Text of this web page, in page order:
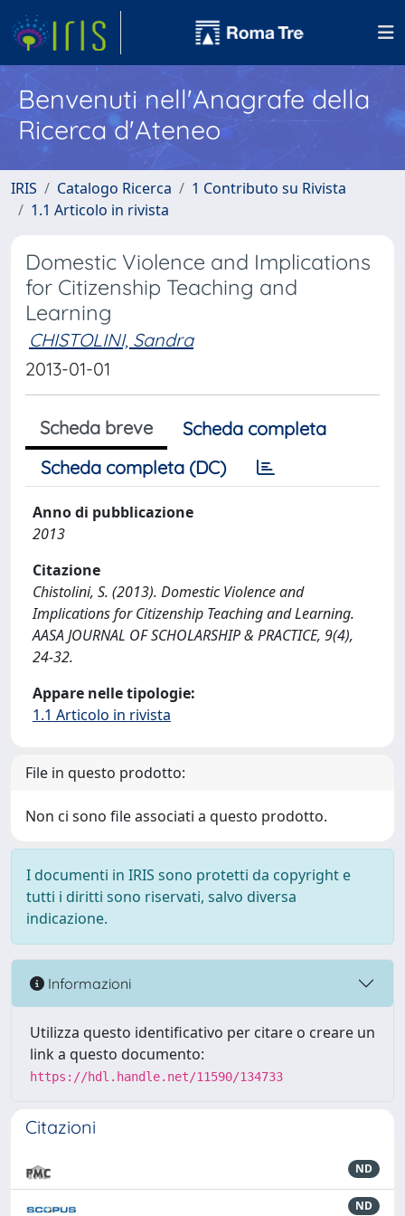
Benvenuti nell'Anagrafe della
Ricerca d'Ateneo
IRIS Catalogo Ricerca
1 Contributo su Rivista
1.1 Articolo in rivista
Domestic Violence and Implications
for Citizenship Teaching and
Learning
CHISTOLINI, Sandra
2013-01-01
Scheda breve
Scheda completa
Scheda completa (DC)
Anno di pubblicazione
2013
Citazione
Chistolini, S. (2013). Domestic Violence and
Implications for Citizenship Teaching and Learning.
AASA JOURNAL OF SCHOLARSHIP & PRACTICE, 9(4),
24-32.
Appare nelle tipologie:
1.1 Articolo in rivista
File in questo prodotto:
Non ci sono file associati a questo prodotto.
I documenti in IRIS sono protetti da copyright e
tutti i diritti sono riservati, salvo diversa
indicazione.
Informazioni
Utilizza questo identificativo per citare o creare un
link a questo documento:
https://hdl.handle.net/11590/134733
Citazioni
ND
ND